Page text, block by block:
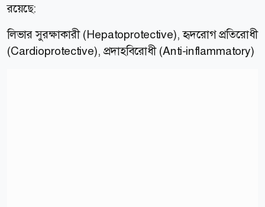
রয়েছে:
লিভার সুরক্ষাকারী (Hepatoprotective), হৃদরোগ প্রতিরোধী
(Cardioprotective), প্রদাহবিরোধী (Anti-inflammatory)